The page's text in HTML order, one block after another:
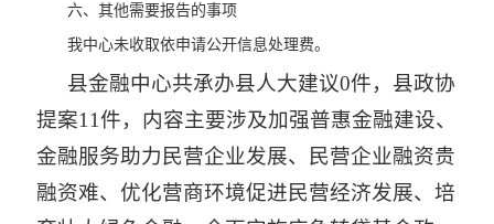
六、其他需要报告的事项
我中心未收取依申请公开信息处理费。
县金融中心共承办县人大建议0件，县政协
提案11件，内容主要涉及加强普惠金融建设、
金融服务助力民营企业发展、民营企业融资贵
融资难、优化营商环境促进民营经济发展、培